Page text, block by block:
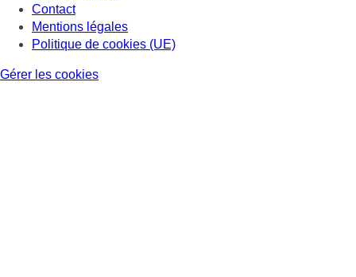
Contact
Mentions légales
Politique de cookies (UE)
Gérer les cookies